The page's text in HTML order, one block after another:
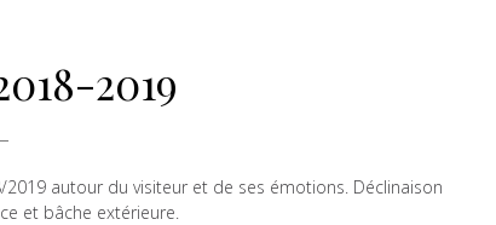
2019
autour du visiteur et de ses émotions. Déclinaison
et bâche extérieure.